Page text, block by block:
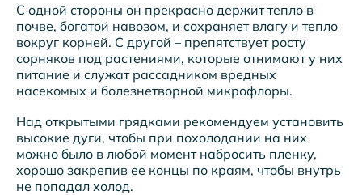
С одной стороны он прекрасно держит тепло в
почве, богатой навозом, и сохраняет влагу и тепло
вокруг корней. С другой – препятствует росту
сорняков под растениями, которые отнимают у них
питание и служат рассадником вредных
насекомых и болезнетворной микрофлоры.
Над открытыми грядками рекомендуем установить
высокие дуги, чтобы при похолодании на них
можно было в любой момент набросить пленку,
хорошо закрепив ее концы по краям, чтобы внутрь
не попадал холод.